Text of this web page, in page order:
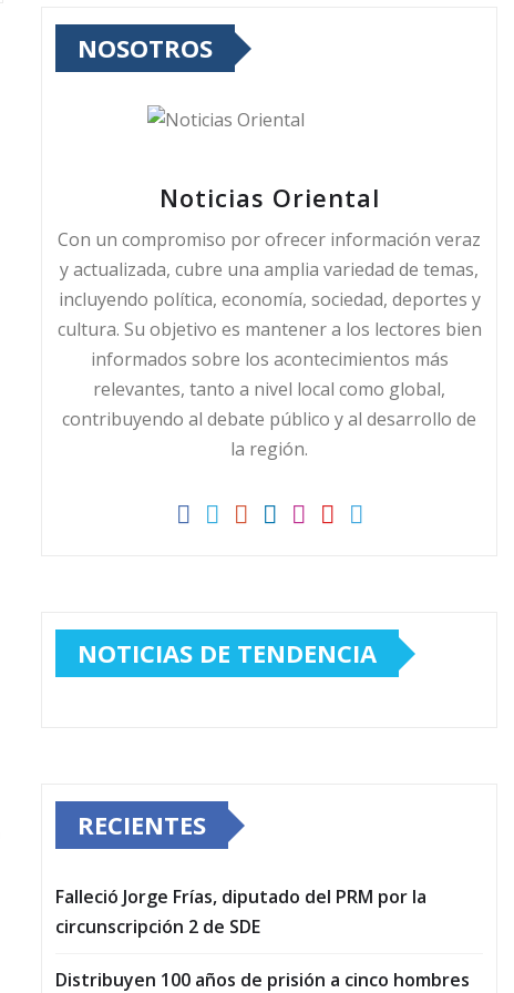
NOSOTROS
Noticias Oriental
Con un compromiso por ofrecer información veraz
y actualizada, cubre una amplia variedad de temas,
incluyendo política, economía, sociedad, deportes y
cultura. Su objetivo es mantener a los lectores bien
informados sobre los acontecimientos más
relevantes, tanto a nivel local como global,
contribuyendo al debate público y al desarrollo de
la región.
NOTICIAS DE TENDENCIA
RECIENTES
Falleció Jorge Frías, diputado del PRM por la
circunscripción 2 de SDE
Distribuyen 100 años de prisión a cinco hombres